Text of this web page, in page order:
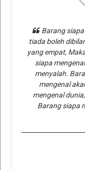
Barang
tiada boleh
yang empat,
siapa
menyalah.
mengenal
mengenal
Barang siapa